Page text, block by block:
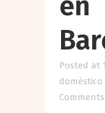
Posted at
doméstico
Comments